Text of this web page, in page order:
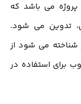
می باشد که
تدوین می شود.
شناخته می شود از
برای استفاده در